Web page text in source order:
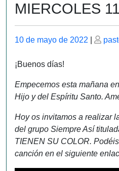
MIERCOLES
Publicado
10 de mayo de 2022
¡Buenos días!
Empecemos esta mañana
Hijo y del Espíritu Santo.
Hoy os invitamos a realizar
del grupo Siempre Así
TIENEN SU COLOR.
canción en el siguiente